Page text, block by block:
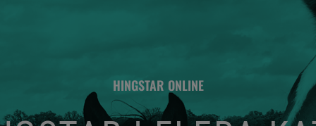
HINGSTAR ONLINE